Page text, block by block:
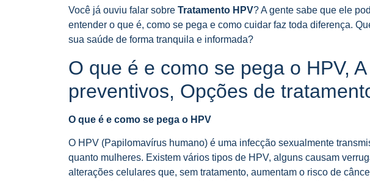
Você já ouviu falar sobre Tratamento HPV? A gente sabe que ele
entender o que é, como se pega e como cuidar faz toda diferença.
sua saúde de forma tranquila e informada?
O que é e como se pega o HPV,
preventivos, Opções de
O que é e como se pega o HPV
O HPV (Papilomavírus humano) é uma infecção sexualmente
quanto mulheres. Existem vários tipos de HPV, alguns causam
alterações celulares que, sem tratamento, aumentam o risco de